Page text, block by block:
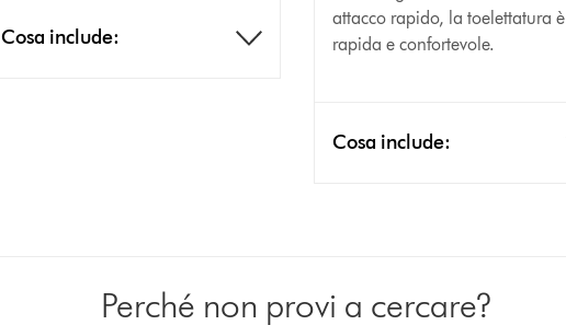
Cosa include:
attacco rapido, la toelettatura è
rapida e confortevole.
Cosa include:
Perché non provi a cercare?